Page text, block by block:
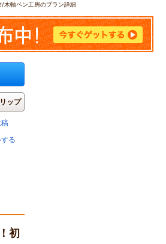
/木軸ペン工房のプラン詳細
ップ
る
初